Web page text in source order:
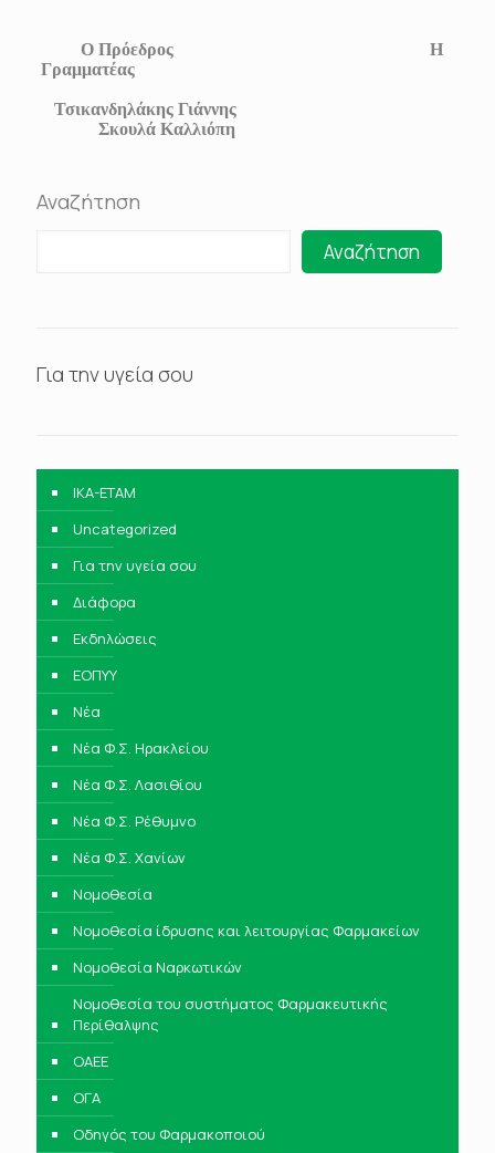
Ο Πρόεδρος Η
Γραμματέας
Τσικανδηλάκης Γιάννης
Σκουλά Καλλιόπη
Αναζήτηση
Αναζήτηση
Για την υγεία σου
IKA-ETAM
Uncategorized
Για την υγεία σου
Διάφορα
Εκδηλώσεις
ΕΟΠΥΥ
Νέα
Νέα Φ.Σ. Ηρακλείου
Νέα Φ.Σ. Λασιθίου
Νέα Φ.Σ. Ρέθυμνο
Νέα Φ.Σ. Χανίων
Νομοθεσία
Νομοθεσία ίδρυσης και λειτουργίας Φαρμακείων
Νομοθεσία Ναρκωτικών
Νομοθεσία του συστήματος Φαρμακευτικής
Περίθαλψης
ΟΑΕΕ
ΟΓΑ
Οδηγός του Φαρμακοποιού